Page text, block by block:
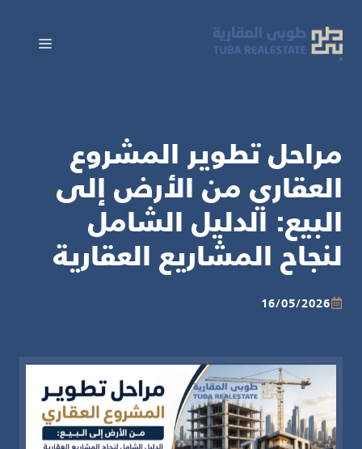
المحتوى
مراحل تطوير المشروع
العقاري من الأرض إلى
البيع: الدليل الشامل
لنجاح المشاريع العقارية
16/05/2026